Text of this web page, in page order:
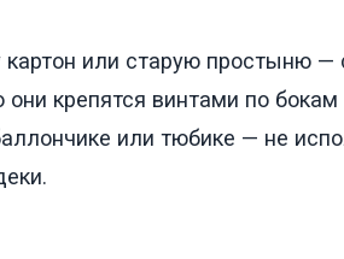
или старую простыню —
крепятся винтами по бокам
или тюбике — не